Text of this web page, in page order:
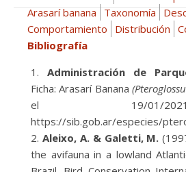
Arasarí banana
Taxonomía
Comportamiento
Distribución
Bibliografía
Administración de
Ficha: Arasarí Banana
el 19/01/
https://sib.gob.ar/especies/
Aleixo, A. & Galetti, M.
the avifauna in a lowland